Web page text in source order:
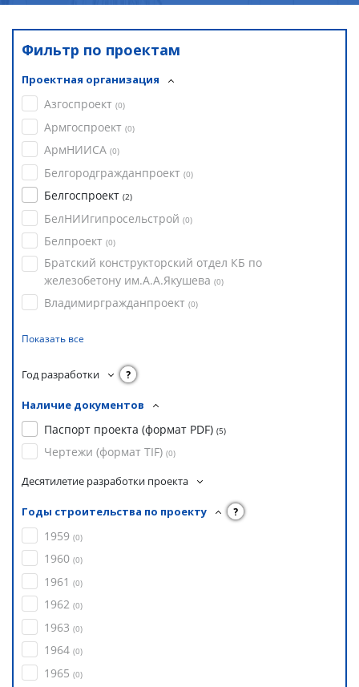
Фильтр по проектам
Проектная организация
Азгоспроект (0)
Армгоспроект (0)
АрмНИИСА (0)
Белгородгражданпроект (0)
Белгоспроект (2)
БелНИИгипросельстрой (0)
Белпроект (0)
Братский конструкторский отдел КБ по
железобетону им.А.А.Якушева (0)
Владимиргражданпроект (0)
Показать все
Год разработки ?
Наличие документов
Паспорт проекта (формат PDF) (5)
Чертежи (формат TIF) (0)
Десятилетие разработки проекта
Годы строительства по проекту ?
1959 (0)
1960 (0)
1961 (0)
1962 (0)
1963 (0)
1964 (0)
1965 (0)